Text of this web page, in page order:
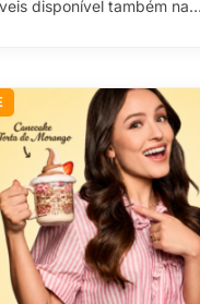
disponível também na…